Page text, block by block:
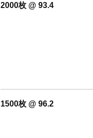
2000枚 @ 93.4
1500枚 @ 96.2